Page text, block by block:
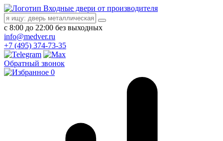
Входные двери от производителя
с 8:00 до 22:00 без выходных
info@medver.ru
+7 (495) 374-73-35
Обратный звонок
0